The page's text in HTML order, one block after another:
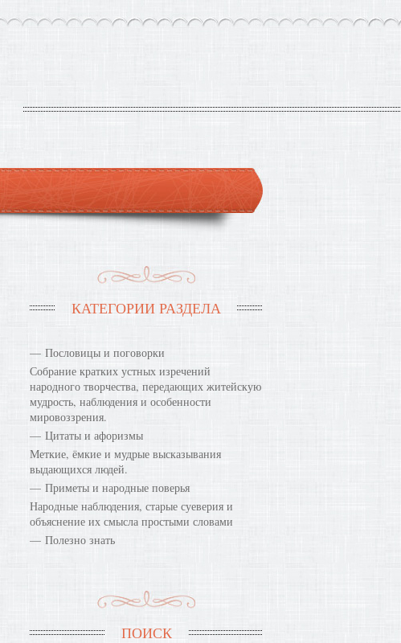
КАТЕГОРИИ РАЗДЕЛА
Пословицы и поговорки
Собрание кратких устных изречений
народного творчества, передающих житейскую
мудрость, наблюдения и особенности
мировоззрения.
Цитаты и афоризмы
Меткие, ёмкие и мудрые высказывания
выдающихся людей.
Приметы и народные поверья
Народные наблюдения, старые суеверия и
объяснение их смысла простыми словами
Полезно знать
ПОИСК